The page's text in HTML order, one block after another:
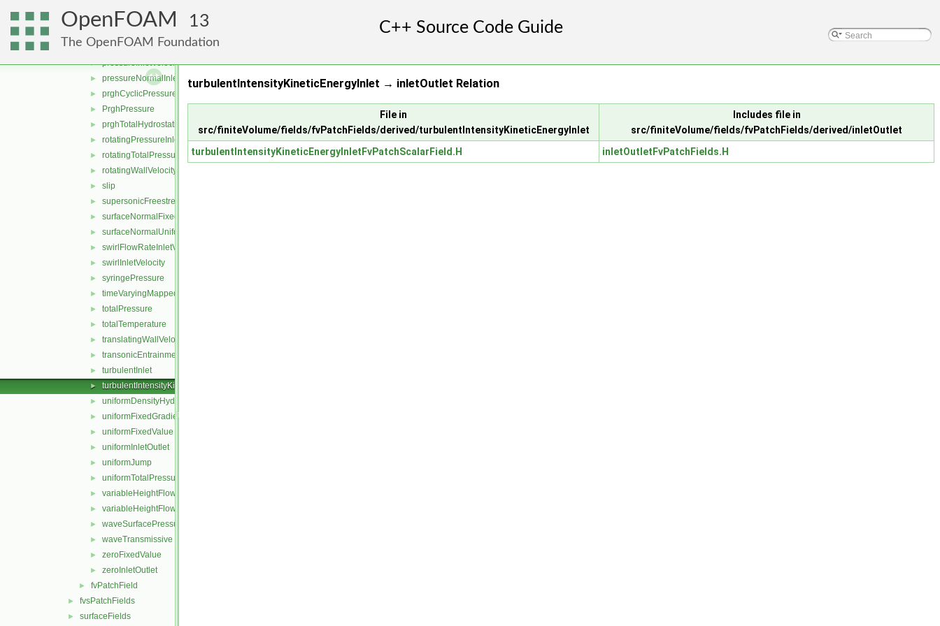
OpenFOAM 13
The OpenFOAM Foundation
► pressureInletOutletParSlipVelocity
► pressureInletUniformVelocity
► pressureInletVelocity
► pressureNormalInletOutletVelocity
► prghCyclicPressure
► PrghPressure
► prghTotalHydrostaticPressure
► rotatingPressureInletOutletVelocity
► rotatingTotalPressure
► rotatingWallVelocity
► slip
► supersonicFreestream
► surfaceNormalFixedValue
► surfaceNormalUniformFixedValue
► swirlFlowRateInletVelocity
► swirlInletVelocity
► syringePressure
► timeVaryingMappedFixedValue
► totalPressure
► totalTemperature
► translatingWallVelocity
► transonicEntrainmentPressure
► turbulentInlet
► turbulentIntensityKineticEnergyInlet
► uniformDensityHydrostaticPressure
► uniformFixedGradient
► uniformFixedValue
► uniformInletOutlet
► uniformJump
► uniformTotalPressure
► variableHeightFlowRate
► variableHeightFlowRateInletVelocity
► waveSurfacePressure
► waveTransmissive
► zeroFixedValue
► zeroInletOutlet
► fvPatchField
► fvsPatchFields
► surfaceFields
turbulentIntensityKineticEnergyInlet → inletOutlet Relation
File in
src/finiteVolume/fields/fvPatchFields/derived/turbulentIntensityKineticEnergyInlet
Includes file in
src/finiteVolume/fields/fvPatchFields/derived/inletOutlet
turbulentIntensityKineticEnergyInletFvPatchScalarField.H
inletOutletFvPatchFields.H